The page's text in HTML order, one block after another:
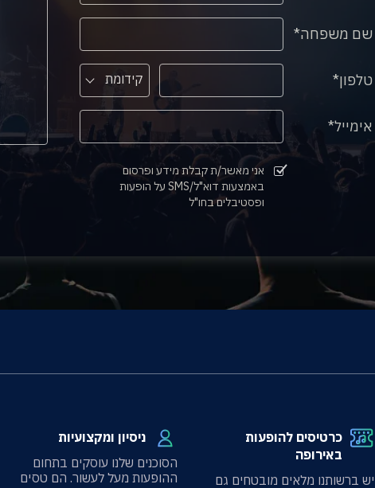
שם משפחה
טלפון קידומת
אימייל
אני מאשר/ת קבלת מידע ופרסום
באמצעות דוא"ל/SMS על הופעות
ופסטיבלים בחו"ל
כרטיסים להופעות
באירופה
יש ברשותנו מלאים מובטחים גם
ניסיון ומקצועיות
הסוכנים שלנו עוסקים בתחום
ההופעות מעל לעשור. הם טסים